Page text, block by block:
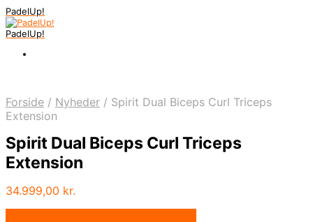
PadelUp!
PadelUp!
Forside / Nyheder / Spirit Dual Biceps Curl Triceps
Extension
Spirit Dual Biceps Curl Triceps
Extension
34.999,00 kr.